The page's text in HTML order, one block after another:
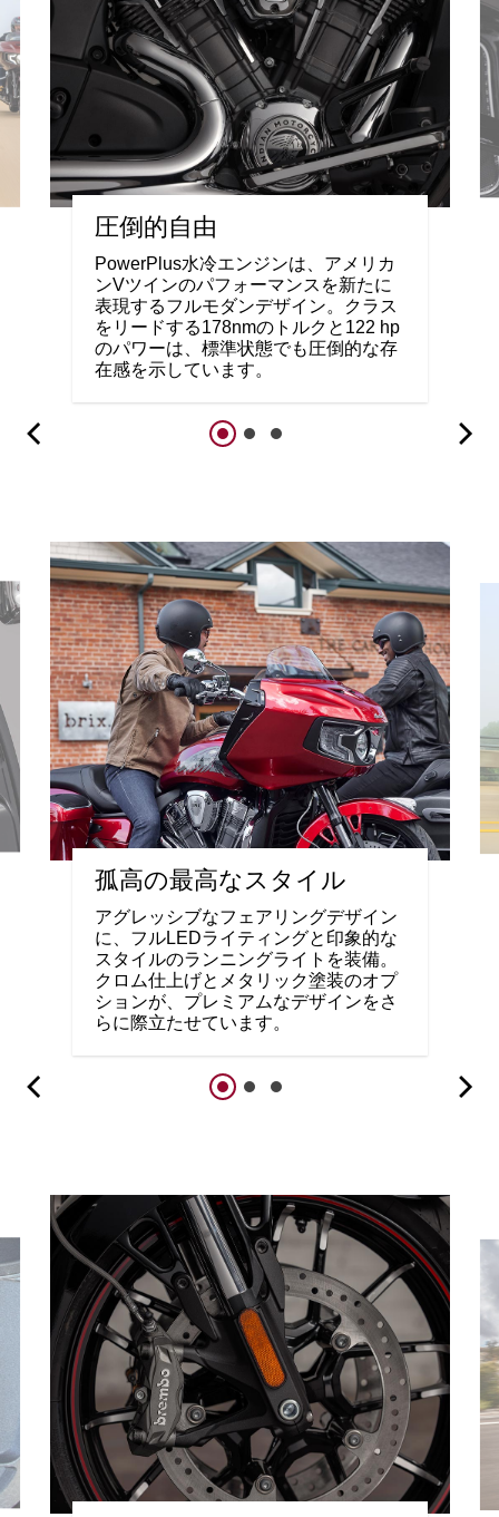
圧倒的自由
PowerPlus水冷エンジンは、アメリカ
ンVツインのパフォーマンスを新たに
表現するフルモダンデザイン。クラス
をリードする178nmのトルクと122 hp
のパワーは、標準状態でも圧倒的な存
在感を示しています。
孤高の最高なスタイル
アグレッシブなフェアリングデザイン
に、フルLEDライティングと印象的な
スタイルのランニングライトを装備。
クロム仕上げとメタリック塗装のオプ
ションが、プレミアムなデザインをさ
らに際立たせています。